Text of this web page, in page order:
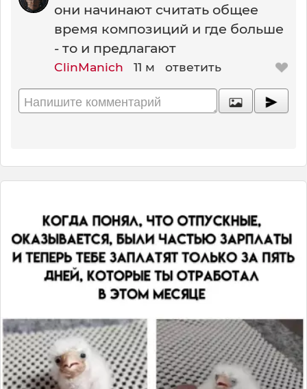
они начинают считать общее
время композиций и где больше
- то и предлагают
ClinManich 11 м ответить